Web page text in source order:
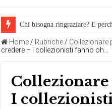
Chi bisogna ringraziare? E
Home / Rubriche / Collezionare
credere – I collezionisti fanno oh…
Collezionare
I